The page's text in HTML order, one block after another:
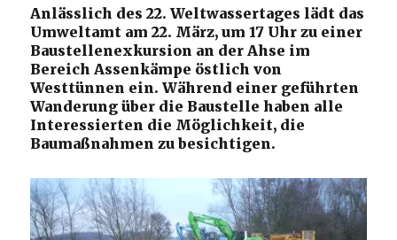
Anlässlich des 22. Weltwassertages lädt das
Umweltamt am 22. März, um 17 Uhr zu einer
Baustellenexkursion an der Ahse im
Bereich Assenkämpe östlich von
Westtünnen ein. Während einer geführten
Wanderung über die Baustelle haben alle
Interessierten die Möglichkeit, die
Baumaßnahmen zu besichtigen.